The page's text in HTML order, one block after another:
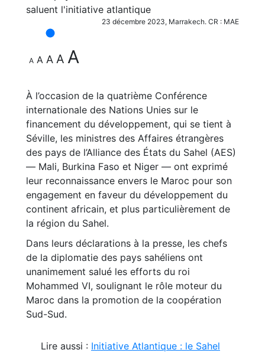
23 décembre 2023, Marrakech. CR : MAE
A A A A A
À l’occasion de la quatrième Conférence
internationale des Nations Unies sur le
financement du développement, qui se tient à
Séville, les ministres des Affaires étrangères
des pays de l’Alliance des États du Sahel (AES)
— Mali, Burkina Faso et Niger — ont exprimé
leur reconnaissance envers le Maroc pour son
engagement en faveur du développement du
continent africain, et plus particulièrement de
la région du Sahel.
Dans leurs déclarations à la presse, les chefs
de la diplomatie des pays sahéliens ont
unanimement salué les efforts du roi
Mohammed VI, soulignant le rôle moteur du
Maroc dans la promotion de la coopération
Sud-Sud.
Lire aussi : Initiative Atlantique : le Sahel